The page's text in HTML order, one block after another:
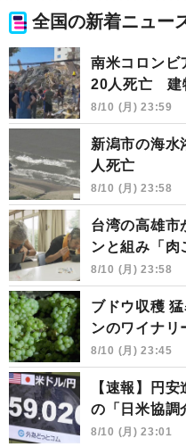
全国の新着ニュー
南米コロン
20人死亡 建
8/10 (月) 23:59
新潟市の海水
人死亡
8/10 (月) 23:58
台湾の高雄市
ンと組み「肉
8/10 (月) 23:58
ブドウ収穫
ンのワイナリ
8/10 (月) 23:45
【速報】円
の「日米協調
8/10 (月) 23:01